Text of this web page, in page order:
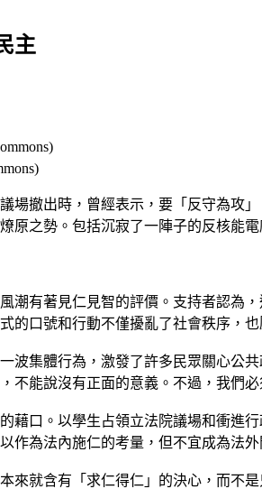
主
場撤出時，曾經表示，要「反守為攻
原之勢。包括沉寂了一陣子的反核能
潮有著見仁見智的評價。支持者認為
的口號和行動不僅擾亂了社會秩序，
波集體行為，激發了許多民眾關心公
不能說沒有正面的意義。不過，我們
藉口。以學生占領立法院議場和衝進
作為法內施仁的考量，但不宜成為法外
來就含有「求仁得仁」的決心，而不